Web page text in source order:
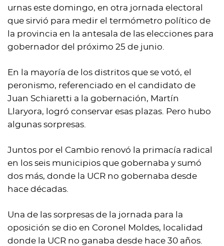
urnas este domingo, en otra jornada electoral
que sirvió para medir el termómetro político de
la provincia en la antesala de las elecciones para
gobernador del próximo 25 de junio.
En la mayoría de los distritos que se votó, el
peronismo, referenciado en el candidato de
Juan Schiaretti a la gobernación, Martín
Llaryora, logró conservar esas plazas. Pero hubo
algunas sorpresas.
Juntos por el Cambio renovó la primacía radical
en los seis municipios que gobernaba y sumó
dos más, donde la UCR no gobernaba desde
hace décadas.
Una de las sorpresas de la jornada para la
oposición se dio en Coronel Moldes, localidad
donde la UCR no ganaba desde hace 30 años.